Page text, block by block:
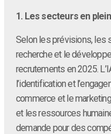
1. Les secteurs en
Selon les prévisions, les
recherche et le
recrutements en 2025.
l’identification et
commerce et le
et les ressources
demande pour des